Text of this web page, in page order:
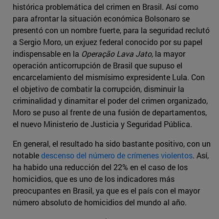
histórica problemática del crimen en Brasil. Así como
para afrontar la situación económica Bolsonaro se
presentó con un nombre fuerte, para la seguridad reclutó
a Sergio Moro, un exjuez federal conocido por su papel
indispensable en la Operação Lava Jato, la mayor
operación anticorrupción de Brasil que supuso el
encarcelamiento del mismísimo expresidente Lula. Con
el objetivo de combatir la corrupción, disminuir la
criminalidad y dinamitar el poder del crimen organizado,
Moro se puso al frente de una fusión de departamentos,
el nuevo Ministerio de Justicia y Seguridad Pública.
En general, el resultado ha sido bastante positivo, con un
notabledescenso del número de crímenes violentos. Así,
ha habido una reducción del 22% en el caso de los
homicidios, que es uno de los indicadores más
preocupantes en Brasil, ya que es el país con el mayor
número absoluto de homicidios del mundo al año.